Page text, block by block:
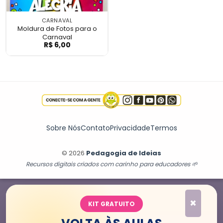
CARNAVAL
Moldura de Fotos para o
Carnaval
Moldura de Fotos para o Carnaval
R$6,00
Sobre NósContatoPrivacidadeTermos
© 2026 Pedagogia de Ideias
Recursos digitais criados com carinho para educadores 🌱
×
KIT GRATUITO